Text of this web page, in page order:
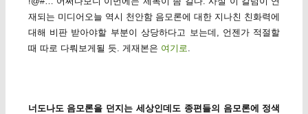
재되는 미디어오늘 역시 천안함 음모론에 대한 지나친 친화력에
대해 비판 받아야할 부분이 상당하다고 보는데, 언젠가 적절할
때 따로 다뤄보게될 듯. 게재본은 여기로
너도나도 음모론을 던지는 세상인데도 종편들의 음모론에 정색